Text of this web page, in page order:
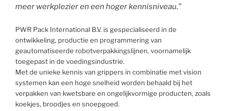
meer werkplezier en een hoger kennisniveau.”
PWR Pack International B.V. is gespecialiseerd in de
ontwikkeling, productie en programmering van
geautomatiseerde robotverpakkingslijnen, voornamelijk
toegepast in de voedingsindustrie.
Met de unieke kennis van grippers in combinatie met vision
systemen kan een hoge snelheid worden behaald bij het
verpakken van kwetsbare en ongelijkvormige producten, zoals
koekjes, broodjes en snoepgoed.